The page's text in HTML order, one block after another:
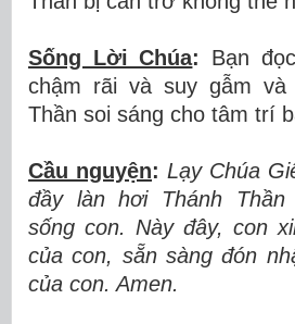
Sống Lời Chúa:
Bạn
chậm rãi và suy gẫm và
Thần soi sáng cho tâm trí
Cầu nguyện: Lạy Chúa
đầy làn hơi Thánh Thần
sống con. Này đây, con
của con, sẵn sàng đón
của con. Amen.